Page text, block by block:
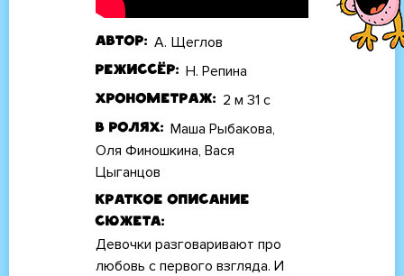
Автор А. Щеглов
Режиссёр Н. Репина
Хронометраж 2 м 31 с
В ролях
Маша Рыбакова,
Оля Финошкина, Вася
Цыганцов
Краткое описание
сюжета
Девочки разговаривают про
любовь с первого взгляда. И